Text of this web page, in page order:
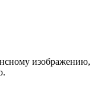
изображению,